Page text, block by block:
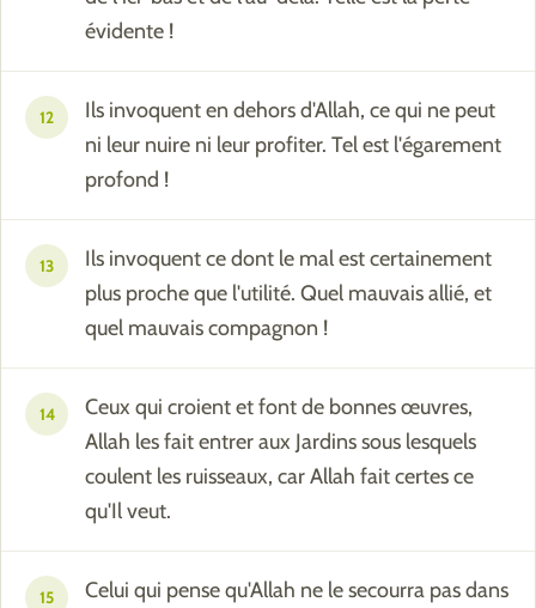
évidente !
12
Ils invoquent en dehors d'Allah, ce qui ne peut
ni leur nuire ni leur profiter. Tel est l'égarement
profond !
13
Ils invoquent ce dont le mal est certainement
plus proche que l'utilité. Quel mauvais allié, et
quel mauvais compagnon !
14
Ceux qui croient et font de bonnes œuvres,
Allah les fait entrer aux Jardins sous lesquels
coulent les ruisseaux, car Allah fait certes ce
qu'Il veut.
15
Celui qui pense qu'Allah ne le secourra pas dans